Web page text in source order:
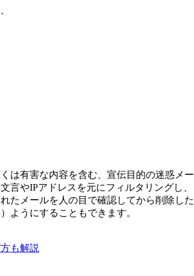
は有害な内容を含む、宣伝目的の迷惑メー
言やIPアドレスを元にフィルタリングし、
たメールを人の目で確認してから削除した
ようにすることもできます。
も解説